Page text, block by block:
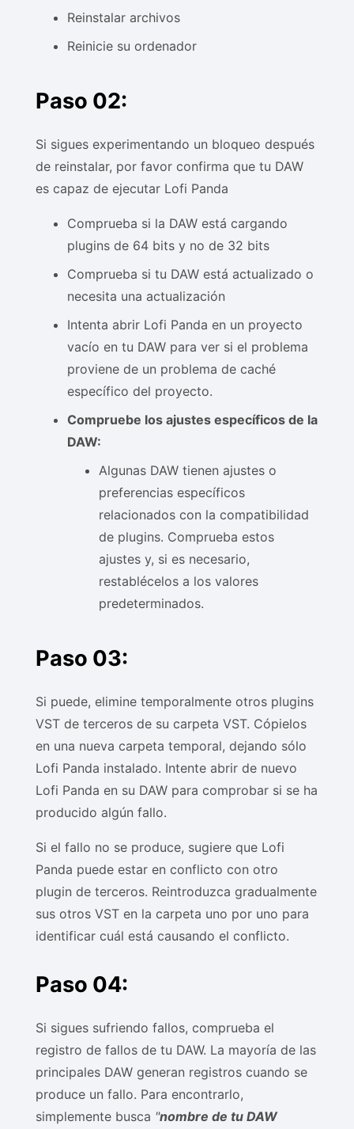
Reinstalar archivos
Reinicie su ordenador
Paso 02:
Si sigues experimentando un bloqueo después
de reinstalar, por favor confirma que tu DAW
es capaz de ejecutar Lofi Panda
Comprueba si la DAW está cargando
plugins de 64 bits y no de 32 bits
Comprueba si tu DAW está actualizado o
necesita una actualización
Intenta abrir Lofi Panda en un proyecto
vacío en tu DAW para ver si el problema
proviene de un problema de caché
específico del proyecto.
Compruebe los ajustes específicos de la
DAW:
Algunas DAW tienen ajustes o
preferencias específicos
relacionados con la compatibilidad
de plugins. Comprueba estos
ajustes y, si es necesario,
restablécelos a los valores
predeterminados.
Paso 03:
Si puede, elimine temporalmente otros plugins
VST de terceros de su carpeta VST. Cópielos
en una nueva carpeta temporal, dejando sólo
Lofi Panda instalado. Intente abrir de nuevo
Lofi Panda en su DAW para comprobar si se ha
producido algún fallo.
Si el fallo no se produce, sugiere que Lofi
Panda puede estar en conflicto con otro
plugin de terceros. Reintroduzca gradualmente
sus otros VST en la carpeta uno por uno para
identificar cuál está causando el conflicto.
Paso 04:
Si sigues sufriendo fallos, comprueba el
registro de fallos de tu DAW. La mayoría de las
principales DAW generan registros cuando se
produce un fallo. Para encontrarlo,
simplemente busca "nombre de tu DAW